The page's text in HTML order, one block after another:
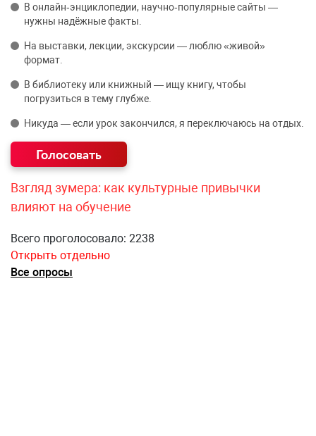
В онлайн‑энциклопедии, научно‑популярные сайты —
нужны надёжные факты.
На выставки, лекции, экскурсии — люблю «живой»
формат.
В библиотеку или книжный — ищу книгу, чтобы
погрузиться в тему глубже.
Никуда — если урок закончился, я переключаюсь на отдых.
Взгляд зумера: как культурные привычки
влияют на обучение
Всего проголосовало: 2238
Открыть отдельно
Все опросы